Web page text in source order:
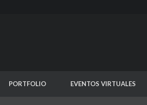
PORTFOLIO EVENTOS VIRTUALES